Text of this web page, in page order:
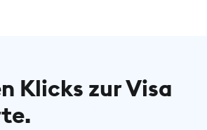
Klicks zur Visa